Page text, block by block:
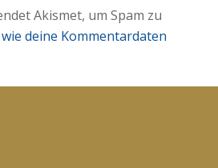
Akismet, um Spam zu
deine Kommentardaten